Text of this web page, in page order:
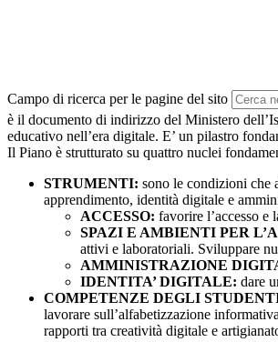
Campo di ricerca per le pagine del sito
è il documento di indirizzo del Ministero
educativo nell’era digitale. E’ un pilastro
Il Piano è strutturato su quattro nuclei
STRUMENTI: sono le condizioni che
apprendimento, identità digitale e
ACCESSO: favorire l’accesso e
SPAZI E AMBIENTI PER
attivi e laboratoriali. Sviluppare
AMMINISTRAZIONE
IDENTITA’ DIGITALE: dare
COMPETENZE DEGLI
lavorare sull’alfabetizzazione
rapporti tra creatività digitale e